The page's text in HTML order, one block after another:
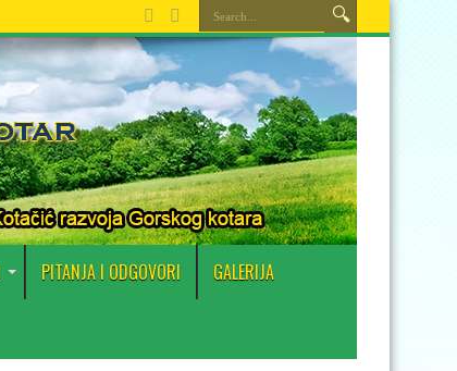
PITANJA I ODGOVORI GALERIJA